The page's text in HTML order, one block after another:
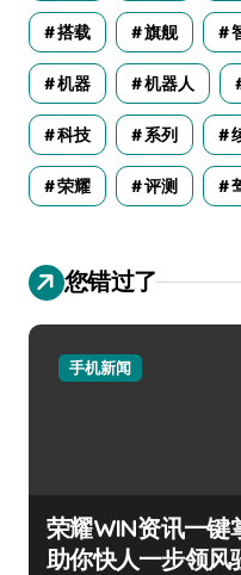
搭载 旗舰
机器 机器人
科技 系列
荣耀 评测
您错过了
手机新闻
荣耀WIN资讯一键
助你快人一步领风